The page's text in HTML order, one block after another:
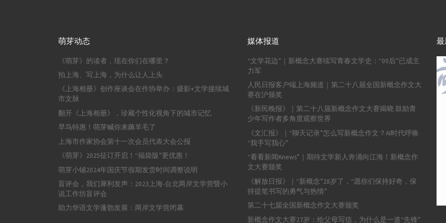
萌芽动态
《萌芽》的读者，现在你们在哪里？
拍上海、写上海，为什么让人上头
《上海相册》创作座谈会在作协举办：摄影+文学接续城
市文脉
翻开《上海相册》，珍藏个性化视角下的城市记忆
早鸟特惠！萌芽喊你来薅羊毛了
上海市作家协会第十一次会员代表大会公报
《萌芽》2025征订开启！“福袋版”更优惠！
萌芽小铺2024年国庆节假期发货时间调整说明
盲评会，我们犀利发声：2023上海-台北两岸文学营暨小
说工作坊盲评会
助力华语文学蓬勃发展：两岸文学营闭幕
媒体报道
“文学花边”｜新概念大赛续写青春文学史：“00后”已成主
力军
人民日报客户端上海频道｜第二十八届全国新概念作文大
赛在沪颁奖
《新民晚报》｜第二十八届新概念作文大赛揭晓 鼓励青
少年写作者多角度观察世界
《文汇报》｜“聊天记录”怎么写新概念作文？AI时代呼唤
“我手写我心”
“看看新闻Knews”｜期待文学新人奔涌向江海！新概念作
文大赛颁奖
《解放日报》｜“新概念”28岁了，“愿你们保持好奇，保
持提笔书写的勇气与热情”
第二十七届全国新概念作文大赛颁奖
新概念作文大赛27岁：给父母写信，为什么是一道“先锋”